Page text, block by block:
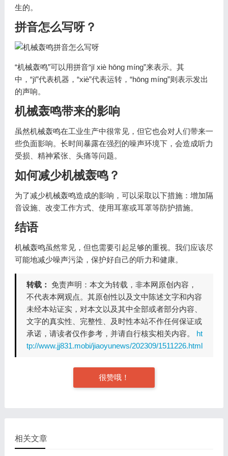
生的。
拼音怎么写呀？
“机械轰鸣”可以用拼音“jī xiè hōng míng”来表示。其
中，“jī”代表机器，“xiè”代表运转，“hōng míng”则表示发出
的声响。
机械轰鸣带来的影响
虽然机械轰鸣在工业生产中很常见，但它也会对人们带来一
些负面影响。长时间暴露在强烈的噪声环境下，会造成听力
受损、精神紧张、头痛等问题。
如何减少机械轰鸣？
为了减少机械轰鸣造成的影响，可以采取以下措施：增加隔
音设施、改变工作方式、使用耳塞或耳罩等防护措施。
结语
机械轰鸣虽然常见，但也需要引起足够的重视。我们应该尽
可能地减少噪声污染，保护好自己的听力和健康。
转载： 免责声明：本文为转载，非本网原创内容，
不代表本网观点。其原创性以及文中陈述文字和内容
未经本站证实，对本文以及其中全部或者部分内容、
文字的真实性、完整性、及时性本站不作任何保证或
承诺，请读者仅作参考，并请自行核实相关内容。 ht
tp://www.jj831.mobi/jiaoyunews/202309/1511226.html
很赞哦！
相关文章